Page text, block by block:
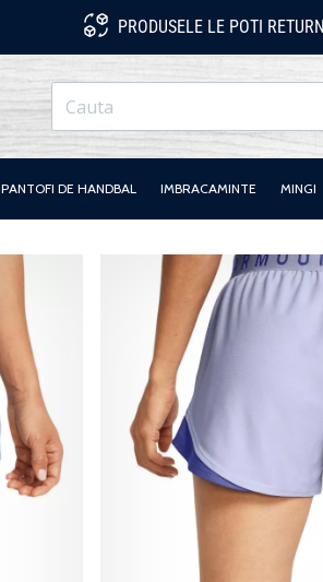
PRODUSELE LE POTI
PANTOFI DE HANDBAL IMBRACAMINTE MINGI